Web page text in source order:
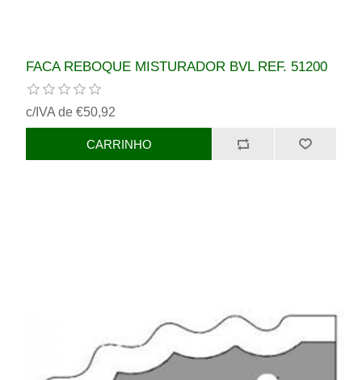
FACA REBOQUE MISTURADOR BVL REF. 51200
c/IVA de €50,92